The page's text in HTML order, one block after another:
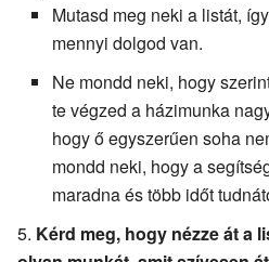
Mutasd meg neki a listát,
mennyi dolgod van.
Ne mondd neki, hogy
te végzed a házimunka
hogy ő egyszerűen soha
mondd neki, hogy a
maradna és több időt
Kérd meg, hogy nézze át a